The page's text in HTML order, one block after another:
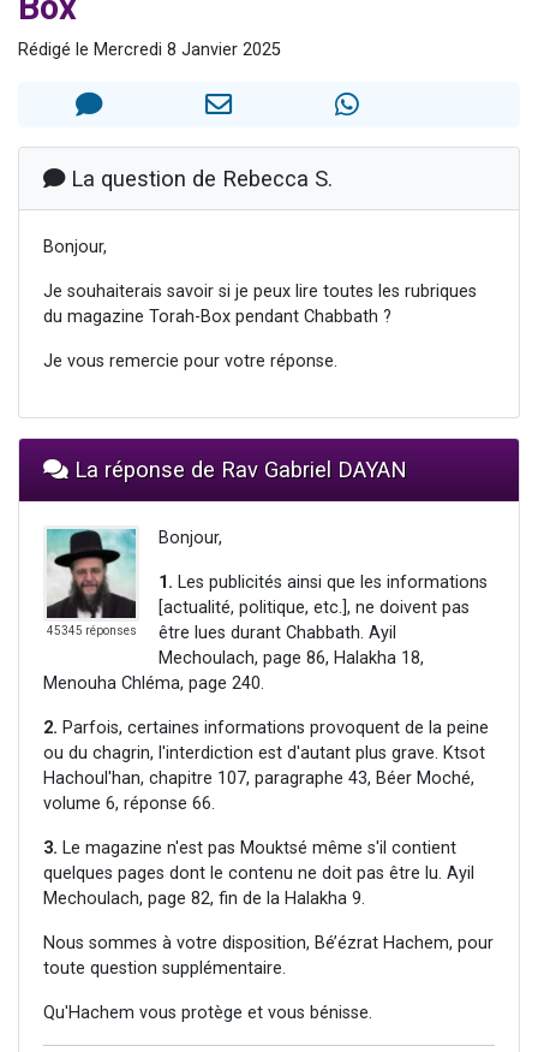
Ariel vient de donner son Maasser
Rédigé le Mercredi 8 Janvier 2025
La question de Rebecca S.
Bonjour,
Je souhaiterais savoir si je peux lire toutes les rubriques
du magazine Torah-Box pendant Chabbath ?
Je vous remercie pour votre réponse.
La réponse de Rav Gabriel DAYAN
45345 réponses
Bonjour,
1. Les publicités ainsi que les informations
[actualité, politique, etc.], ne doivent pas
être lues durant Chabbath. Ayil
Mechoulach, page 86, Halakha 18,
Menouha Chléma, page 240.
2. Parfois, certaines informations provoquent de la peine
ou du chagrin, l'interdiction est d'autant plus grave. Ktsot
Hachoul'han, chapitre 107, paragraphe 43, Béer Moché,
volume 6, réponse 66.
3. Le magazine n'est pas Mouktsé même s'il contient
quelques pages dont le contenu ne doit pas être lu. Ayil
Mechoulach, page 82, fin de la Halakha 9.
Nous sommes à votre disposition, Bé’ézrat Hachem, pour
toute question supplémentaire.
Qu'Hachem vous protège et vous bénisse.